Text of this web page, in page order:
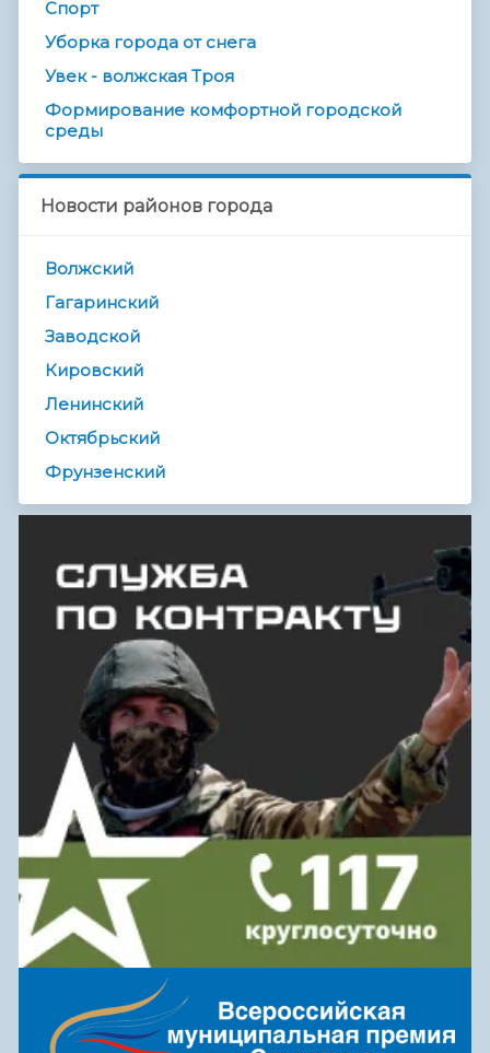
Спорт
Уборка города от снега
Увек - волжская Троя
Формирование комфортной городской
среды
Новости районов города
Волжский
Гагаринский
Заводской
Кировский
Ленинский
Октябрьский
Фрунзенский